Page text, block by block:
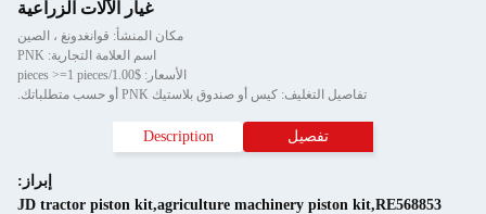
غيار الآلات الزراعية
مكان المنشأ: قوانغدونغ ، الصين
اسم العلامة التجارية: PNK
الأسعار: $1.00/pieces >=1 pieces
تفاصيل التغليف: كيس أو صندوق بلاستيك PNK أو حسب متطلباتك.
تفصيل Description
إبراز:
JD tractor piston kit,agriculture machinery piston kit,RE568853